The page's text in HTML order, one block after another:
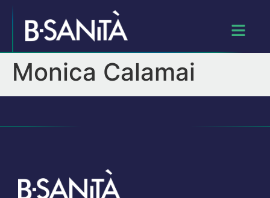
Monica Calamai